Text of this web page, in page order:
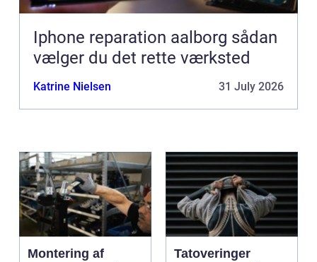
Iphone reparation aalborg sådan
vælger du det rette værksted
Katrine Nielsen 31 July 2026
Montering af
Tatoveringer